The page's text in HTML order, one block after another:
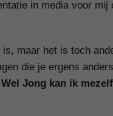
in media voor mij
maar het is toch
die je ergens
Jong kan ik